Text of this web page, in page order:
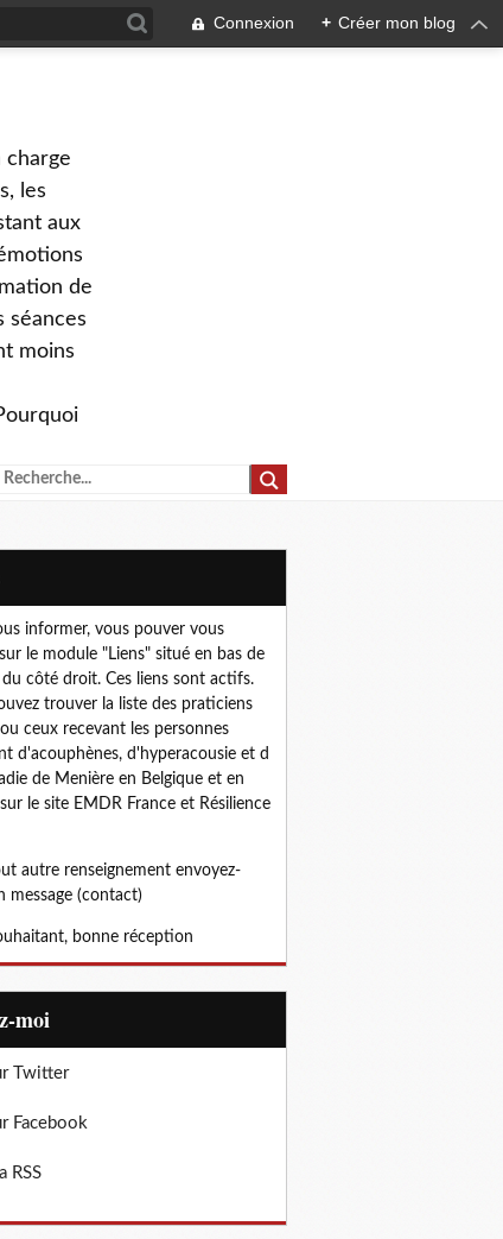
Connexion + Créer mon blog
charge
les
aux
de
séances
moins
informer, vous pouver vous
le module "Liens" situé en bas de
du côté droit. Ces liens sont actifs.
trouver la liste des praticiens
ceux recevant les personnes
d'acouphènes, d'hyperacousie et d
de Menière en Belgique et en
le site EMDR France et Résilience
autre renseignement envoyez-
message (contact)
bonne réception
moi
Twitter
Facebook
RSS